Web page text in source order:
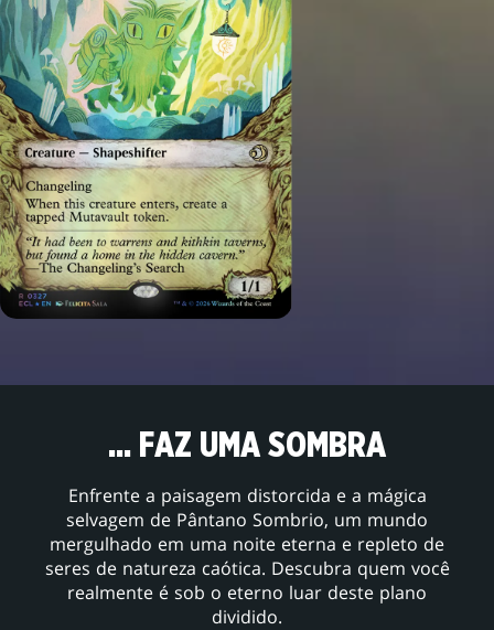
... FAZ UMA SOMBRA
Enfrente a paisagem distorcida e a mágica
selvagem de Pântano Sombrio, um mundo
mergulhado em uma noite eterna e repleto de
seres de natureza caótica. Descubra quem você
realmente é sob o eterno luar deste plano
dividido.